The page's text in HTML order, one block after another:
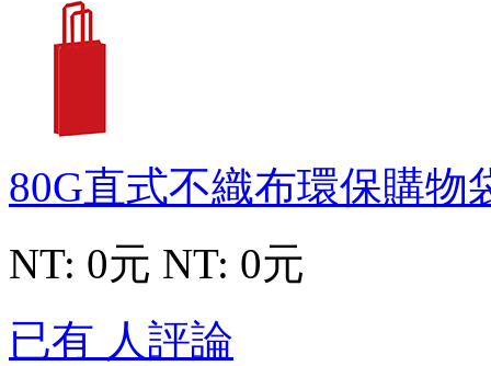
80G直式不織布環保購物
NT: 0元 NT: 0元
已有 人評論